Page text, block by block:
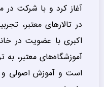
آغاز کرد و با شرکت در
در تالارهای معتبر،
اکبری با عضویت در
آموزشگاه‌های معتبر، به
است و آموزش اصولی و